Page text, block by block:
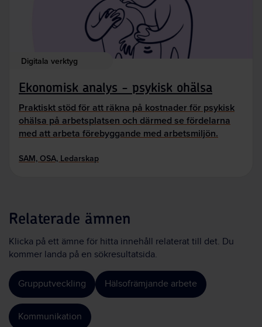
Digitala verktyg
Ekonomisk analys - psykisk ohälsa
Praktiskt stöd för att räkna på kostnader för psykisk
ohälsa på arbetsplatsen och därmed se fördelarna
med att arbeta förebyggande med arbetsmiljön.
SAM, OSA, Ledarskap
Relaterade ämnen
Klicka på ett ämne för hitta innehåll relaterat till det. Du
kommer landa på en sökresultatsida.
Grupputveckling Hälsofrämjande arbete
Kommunikation